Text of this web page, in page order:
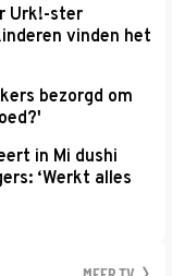
Urk!-ster
vinden het
bezorgd om
in Mi dushi
‘Werkt alles